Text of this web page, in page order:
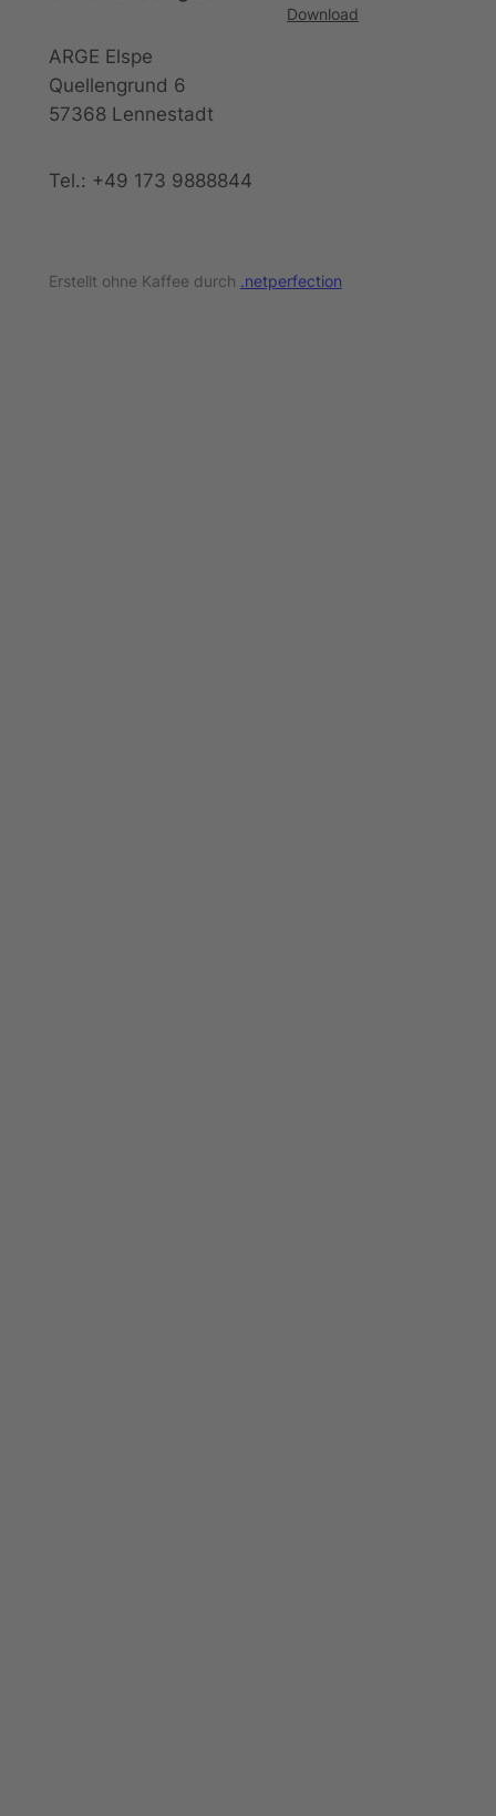
ARGE Elspe
Quellengrund 6
57368 Lennestadt
Tel.: +49 173 9888844
Download
Erstellt ohne Kaffee durch .netperfection